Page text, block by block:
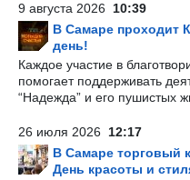
9 августа 2026 10:39
В Самаре проходит
день!
Каждое участие в
помогает поддерживать
“Надежда” и его пушистых
26 июля 2026 12:17
В Самаре торговый
День красоты и